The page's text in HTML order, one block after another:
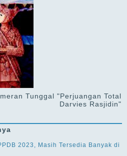
Tunggal "Perjuangan Total
Darvies Rasjidin"
2023, Masih Tersedia Banyak di